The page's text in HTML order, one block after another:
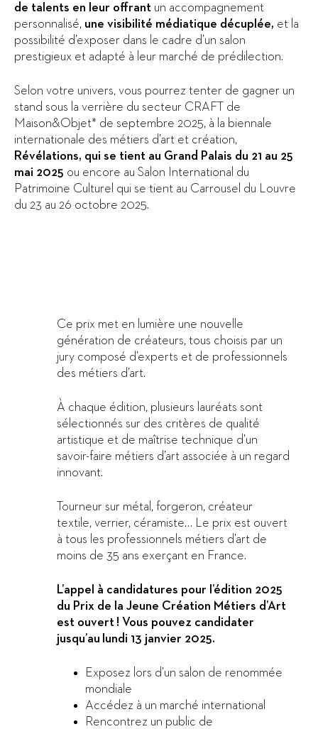
de talents en leur offrant un accompagnement
personnalisé, une visibilité médiatique décuplée, et la
possibilité d’exposer dans le cadre d’un salon
prestigieux et adapté à leur marché de prédilection.
Selon votre univers, vous pourrez tenter de gagner un
stand sous la verrière du secteur CRAFT de
Maison&Objet* de septembre 2025, à la biennale
internationale des métiers d’art et création,
Révélations, qui se tient au Grand Palais du 21 au 25
mai 2025 ou encore au Salon International du
Patrimoine Culturel qui se tient au Carrousel du Louvre
du 23 au 26 octobre 2025.
Ce prix met en lumière une nouvelle
génération de créateurs, tous choisis par un
jury composé d’experts et de professionnels
des métiers d’art.
À chaque édition, plusieurs lauréats sont
sélectionnés sur des critères de qualité
artistique et de maîtrise technique d’un
savoir-faire métiers d’art associée à un regard
innovant.
Tourneur sur métal, forgeron, créateur
textile, verrier, céramiste… Le prix est ouvert
à tous les professionnels métiers d’art de
moins de 35 ans exerçant en France.
L’appel à candidatures pour l’édition 2025
du Prix de la Jeune Création Métiers d’Art
est ouvert ! Vous pouvez candidater
jusqu’au lundi 13 janvier 2025.
Exposez lors d’un salon de renommée
mondiale
Accédez à un marché international
Rencontrez un public de